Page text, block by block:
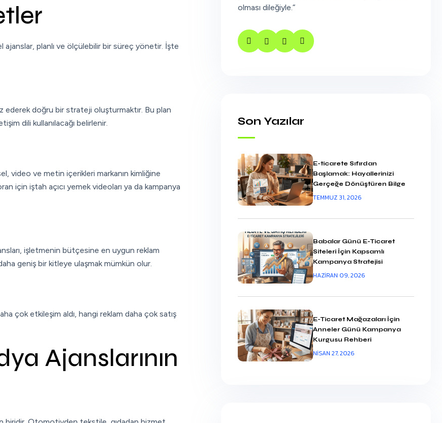
planlı ve ölçülebilir bir süreç yönetir. İşte
ederek doğru bir strateji oluşturmaktır. Bu plan
dili kullanılacağı belirlenir.
video ve metin içerikleri markanın kimliğine
için iştah açıcı yemek videoları ya da kampanya
işletmenin bütçesine en uygun reklam
geniş bir kitleye ulaşmak mümkün olur.
çok etkileşim aldı, hangi reklam daha çok satış
Ajanslarının
olması dileğiyle.”
Son Yazılar
E-ticarete Sıfırdan
Başlamak: Hayallerinizi
Gerçeğe Dönüştüren Bilge
Yol Haritası
TEMMUZ 31, 2026
Babalar Günü E-Ticaret
Siteleri İçin Kapsamlı
Kampanya Stratejisi
HAZIRAN 09, 2026
E-Ticaret Mağazaları İçin
Anneler Günü Kampanya
Kurgusu Rehberi
NISAN 27, 2026